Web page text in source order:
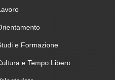
e Formazione
e Tempo Libero